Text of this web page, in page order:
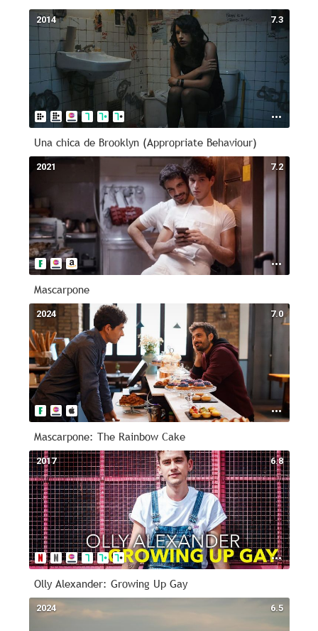
7.3
2014
Una chica de Brooklyn (Appropriate Behaviour)
7.2
2021
Mascarpone
7.0
2024
Mascarpone: The Rainbow Cake
6.8
2017
Olly Alexander: Growing Up Gay
6.5
2024